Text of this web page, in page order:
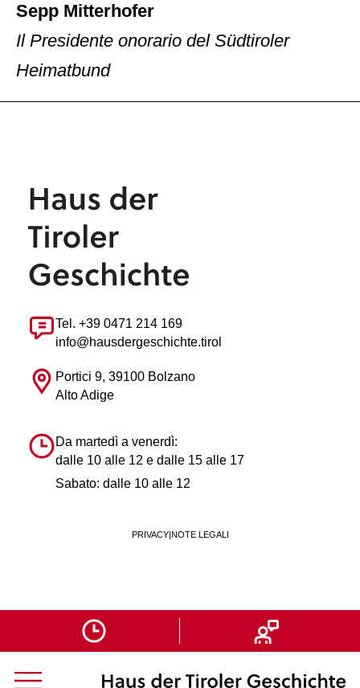
Sepp Mitterhofer
Il Presidente onorario del Südtiroler
Heimatbund
Tel. +39 0471 214 169
info@hausdergeschichte.tirol
Portici 9, 39100 Bolzano
Alto Adige
Da martedì a venerdì:
dalle 10 alle 12 e dalle 15 alle 17
Sabato: dalle 10 alle 12
PRIVACY|NOTE LEGALI